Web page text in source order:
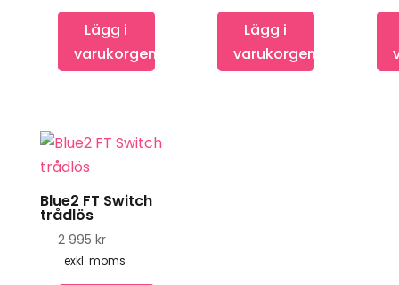
Lägg i
varukorgen
Lägg i
varukorgen
Blue2 FT Switch
trådlös
2 995 kr
exkl. moms